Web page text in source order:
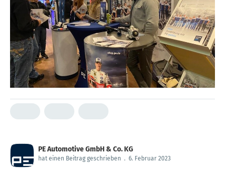
PE Automotive GmbH & Co. KG
hat einen Beitrag geschrieben . 6. Februar 2023